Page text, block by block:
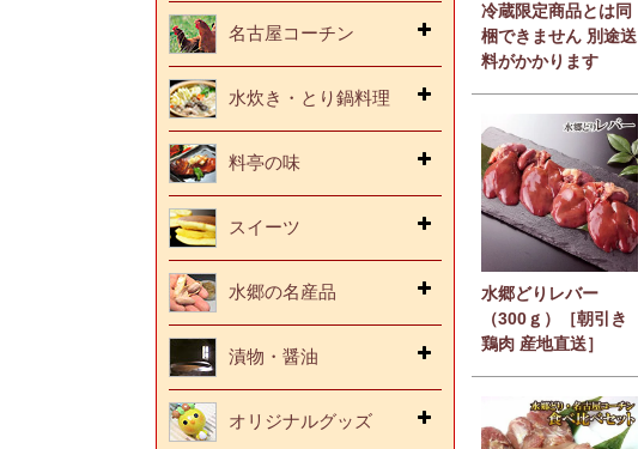
名古屋コーチン
水炊き・とり鍋料理
料亭の味
スイーツ
水郷の名産品
漬物・醤油
オリジナルグッズ
冷蔵限定商品とは同
梱できません 別途送
料がかかります
水郷どりレバー
（300ｇ）［朝引き
鶏肉 産地直送］